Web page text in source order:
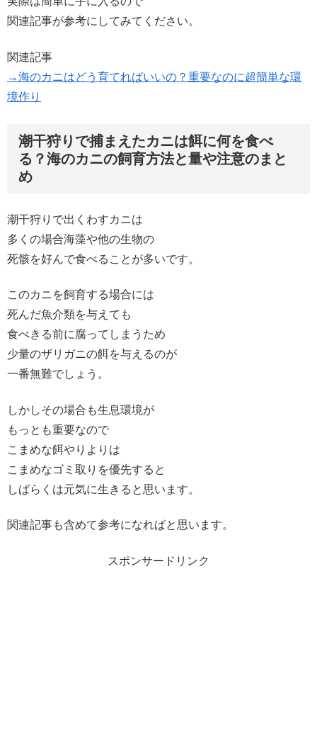
関連記事が参考にしてみてください。
関連記事
→海のカニはどう育てればいいの？重要なのに超簡単な環
境作り
潮干狩りで捕まえたカニは餌に何を食べ
る？海のカニの飼育方法と量や注意のまと
め
潮干狩りで出くわすカニは
多くの場合海藻や他の生物の
死骸を好んで食べることが多いです。
このカニを飼育する場合には
死んだ魚介類を与えても
食べきる前に腐ってしまうため
少量のザリガニの餌を与えるのが
一番無難でしょう。
しかしその場合も生息環境が
もっとも重要なので
こまめな餌やりよりは
こまめなゴミ取りを優先すると
しばらくは元気に生きると思います。
関連記事も含めて参考になればと思います。
スポンサードリンク